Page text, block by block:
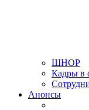
ШНОР
Кадры в
Анонсы